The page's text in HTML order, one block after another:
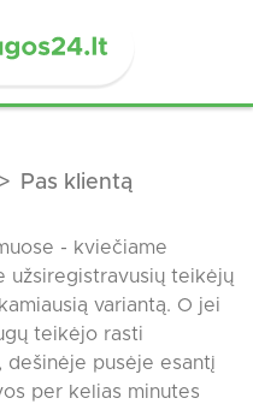
Pas klientą
- kviečiame
užsiregistravusių teikėjų
variantą. O jei
teikėjo rasti
dešinėje pusėje esantį
per kelias minutes